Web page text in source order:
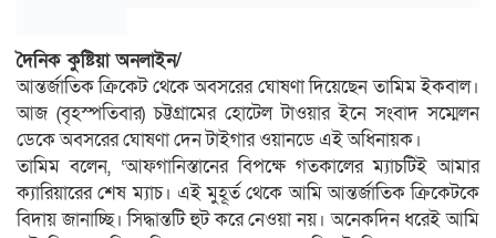
দৈনিক কুষ্টিয়া অনলাইন/
আন্তর্জাতিক ক্রিকেট থেকে অবসরের ঘোষণা দিয়েছেন তামিম ইকবাল।
আজ (বৃহস্পতিবার) চট্টগ্রামের হোটেল টাওয়ার ইনে সংবাদ সম্মেলন
ডেকে অবসরের ঘোষণা দেন টাইগার ওয়ানডে এই অধিনায়ক।
তামিম বলেন, ‘আফগানিস্তানের বিপক্ষে গতকালের ম্যাচটিই আমার
ক্যারিয়ারের শেষ ম্যাচ। এই মুহূর্ত থেকে আমি আন্তর্জাতিক ক্রিকেটকে
বিদায় জানাচ্ছি। সিদ্ধান্তটি হুট করে নেওয়া নয়। অনেকদিন ধরেই আমি